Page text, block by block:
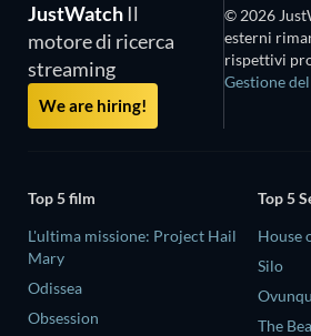
JustWatch Il
motore di ricerca
streaming
We are hiring!
© 2026
esterni
rispettivi
Gestione
Top 5 film
L'ultima missione: Project Hail
Mary
Odissea
Obsession
Top 5
House
Silo
The